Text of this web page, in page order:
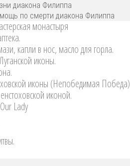
диакона Филиппа
по смерти диакона Филиппа
монастыря
капли в нос, масло для горла.
иконы.
иконы (Непобедимая
иконой.
Lady